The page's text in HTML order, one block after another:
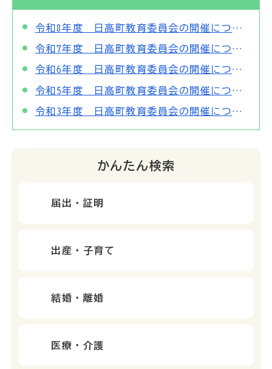
令和8年度 日高町教育委員会の開催について
令和7年度 日高町教育委員会の開催について
令和6年度 日高町教育委員会の開催について
令和5年度 日高町教育委員会の開催について
令和3年度 日高町教育委員会の開催について
かんたん検索
届出・証明
出産・子育て
結婚・離婚
医療・介護